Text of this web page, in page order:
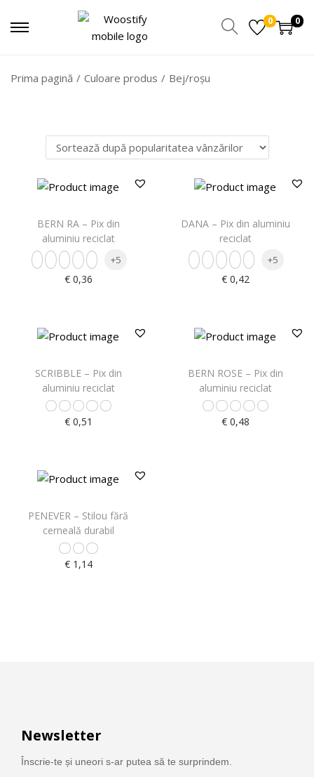
0 0
Prima pagină / Culoare produs / Bej/roșu
BERN RA – Pix din
aluminiu reciclat
+5
€0,36
DANA – Pix din aluminiu
reciclat
+5
€0,42
SCRIBBLE – Pix din
aluminiu reciclat
€0,51
BERN ROSE – Pix din
aluminiu reciclat
€0,48
PENEVER – Stilou fără
cerneală durabil
€1,14
Newsletter
Înscrie-te și uneori s-ar putea să te surprindem.